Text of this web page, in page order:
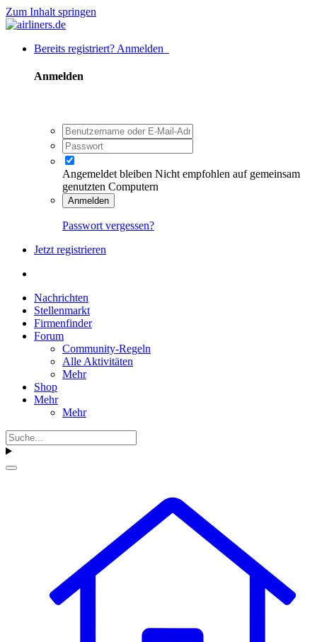
Zum Inhalt springen
Bereits registriert? Anmelden
Anmelden
Angemeldet bleiben Nicht empfohlen auf gemeinsam
genutzten Computern
Anmelden
Passwort vergessen?
Jetzt registrieren
Nachrichten
Stellenmarkt
Firmenfinder
Forum
Community-Regeln
Alle Aktivitäten
Mehr
Shop
Mehr
Mehr